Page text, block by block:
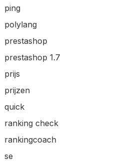
ping
polylang
prestashop
prestashop 1.7
prijs
prijzen
quick
ranking check
rankingcoach
se